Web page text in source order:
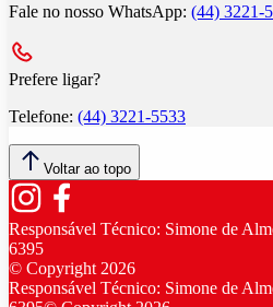
Fale no nosso WhatsApp: (44) 3221-
Prefere ligar?
Telefone: (44) 3221-5533
Voltar ao topo
Responsável Técnico: Simone de
6395
© Copyright 2026
Responsável Técnico: Simone de